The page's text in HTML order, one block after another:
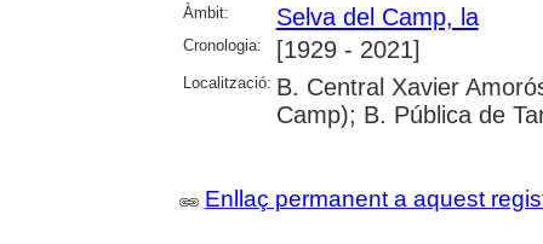
Àmbit: Selva del Camp, la
Cronologia: [1929 - 2021]
Localització: B. Central Xavier
Camp); B. Pública de
Enllaç permanent a aquest